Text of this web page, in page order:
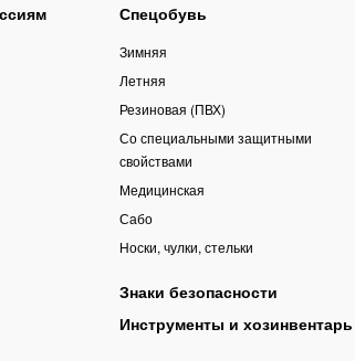
Спецобувь
Зимняя
Летняя
Резиновая (ПВХ)
Со специальными защитными
свойствами
Медицинская
Сабо
Носки, чулки, стельки
Знаки безопасности
Инструменты и хозинвентарь